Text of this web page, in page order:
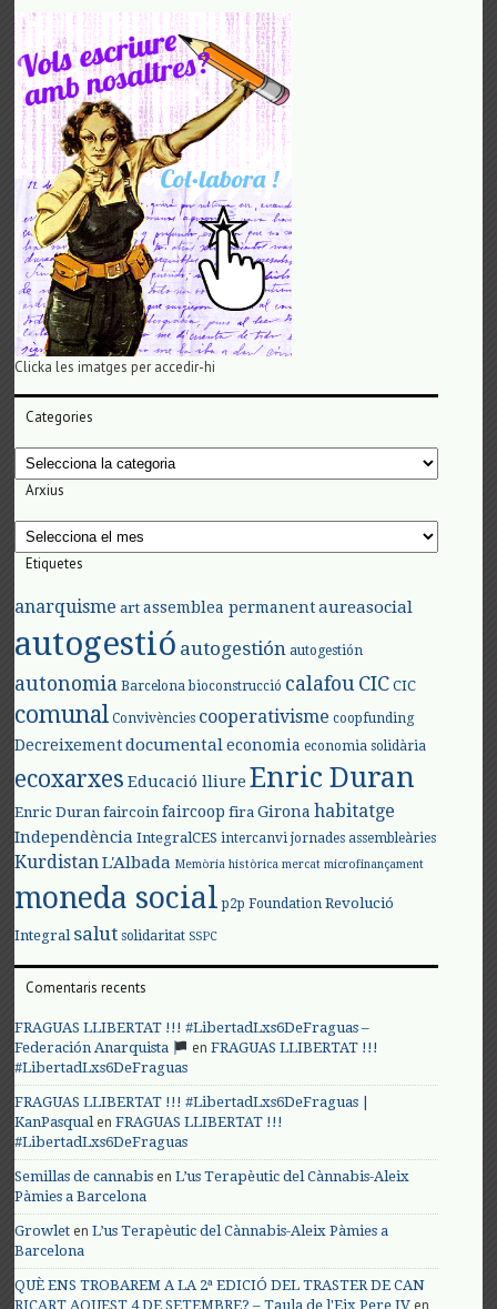
Clicka les imatges per accedir-hi
Categories
Categories
Arxius
Arxius
Etiquetes
anarquisme art assemblea permanent aureasocial
autogestió autogestión autogestión
autonomia Barcelona bioconstrucció calafouCIC CIC
comunal Convivències cooperativisme coopfunding
Decreixement documental economia economia solidària
ecoxarxes Educació lliure Enric Duran
Enric Duran faircoin faircoop fira Girona habitatge
Independència IntegralCES intercanvi jornades assembleàries
KurdistanL'Albada Memòria històrica mercat microfinançament
moneda social p2p Foundation Revolució
Integral salut solidaritat SSPC
Comentaris recents
FRAGUAS LLIBERTAT !!! #LibertadLxs6DeFraguas –
Federación Anarquista
enFRAGUAS LLIBERTAT !!!
#LibertadLxs6DeFraguas
FRAGUAS LLIBERTAT !!! #LibertadLxs6DeFraguas |
KanPasqualenFRAGUAS LLIBERTAT !!!
#LibertadLxs6DeFraguas
Semillas de cannabis enL’us Terapèutic del Cànnabis-Aleix
Pàmies a Barcelona
Growlet enL’us Terapèutic del Cànnabis-Aleix Pàmies a
Barcelona
QUÈ ENS TROBAREM A LA 2ª EDICIÓ DEL TRASTER DE CAN
RICART AQUEST 4 DE SETEMBRE? – Taula de l'Eix Pere IV